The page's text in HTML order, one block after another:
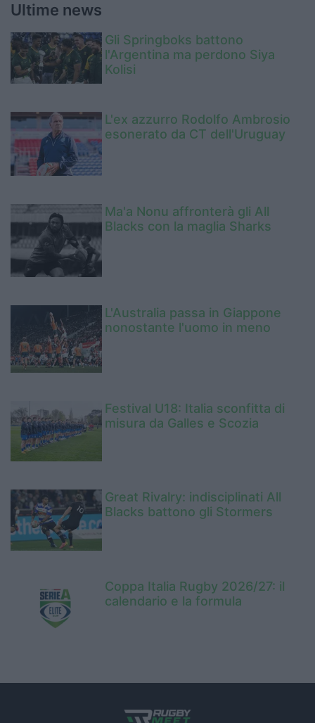
Ultime news
Gli Springboks battono
l'Argentina ma perdono Siya
Kolisi
L'ex azzurro Rodolfo Ambrosio
esonerato da CT dell'Uruguay
Ma'a Nonu affronterà gli All
Blacks con la maglia Sharks
L'Australia passa in Giappone
nonostante l'uomo in meno
Festival U18: Italia sconfitta di
misura da Galles e Scozia
Great Rivalry: indisciplinati All
Blacks battono gli Stormers
Coppa Italia Rugby 2026/27: il
calendario e la formula